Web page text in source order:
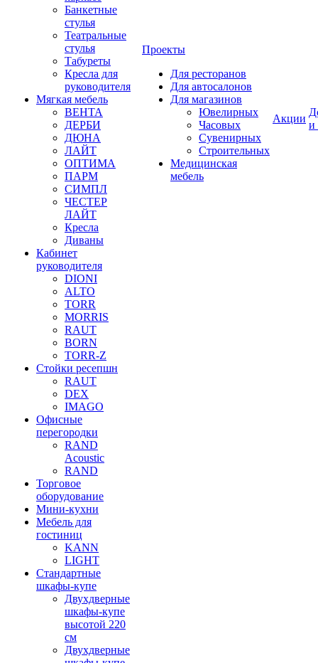
Банкетные
стулья
Театральные
стулья
Табуреты
Кресла для
руководителя
Мягкая мебель
ВЕНТА
ДЕРБИ
ДЮНА
ЛАЙТ
ОПТИМА
ПАРМ
СИМПЛ
ЧЕСТЕР
ЛАЙТ
Кресла
Диваны
Кабинет
руководителя
DIONI
ALTO
TORR
MORRIS
RAUT
BORN
TORR-Z
Стойки ресепшн
RAUT
DEX
IMAGO
Офисные
перегородки
RAND
Acoustic
RAND
Торговое
оборудование
Мини-кухни
Мебель для
гостиниц
KANN
LIGHT
Стандартные
шкафы-купе
Двухдверные
шкафы-купе
высотой 220
см
Двухдверные
Проекты
Для ресторанов
Для автосалонов
Для магазинов
Ювелирных
Часовых
Сувенирных
Строительных
Медицинская
мебель
Акции
и